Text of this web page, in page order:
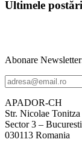
Ultimele
Abonare
APADOR-CH
Str. Nicolae
Sector 3 – Bucuresti
030113 Romania